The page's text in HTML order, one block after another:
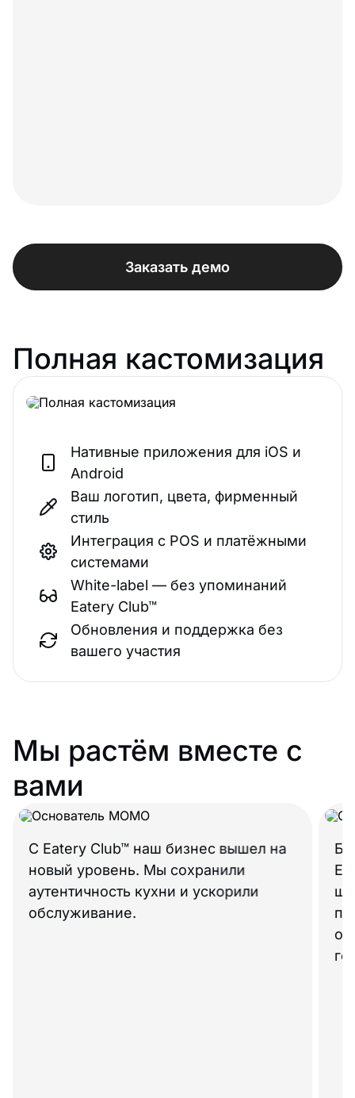
Заказать демо
Полная кастомизация
Нативные приложения для iOS и
Android
Ваш логотип, цвета, фирменный
стиль
Интеграция с POS и платёжными
системами
White-label — без упоминаний
Eatery Club™
Обновления и поддержка без
вашего участия
Мы растём вместе с
вами
С Eatery Club™ наш бизнес вышел на
новый уровень. Мы сохранили
аутентичность кухни и ускорили
обслуживание.